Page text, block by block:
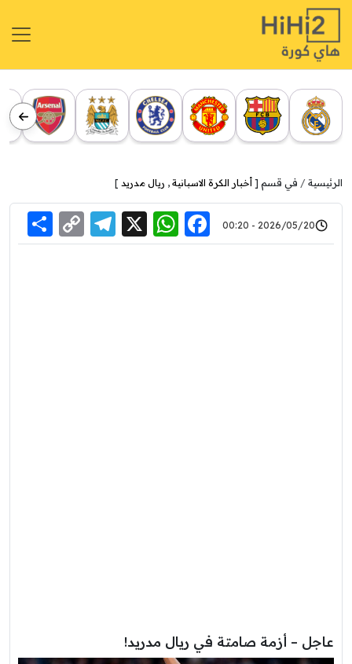
الرئيسية في قسم [ أخبار الكرة الاسبانية , ريال مدريد ]
2026/05/20 - 00:20
Facebook
WhatsApp
X
Link
عاجل – أزمة صامتة في ريال مدريد!